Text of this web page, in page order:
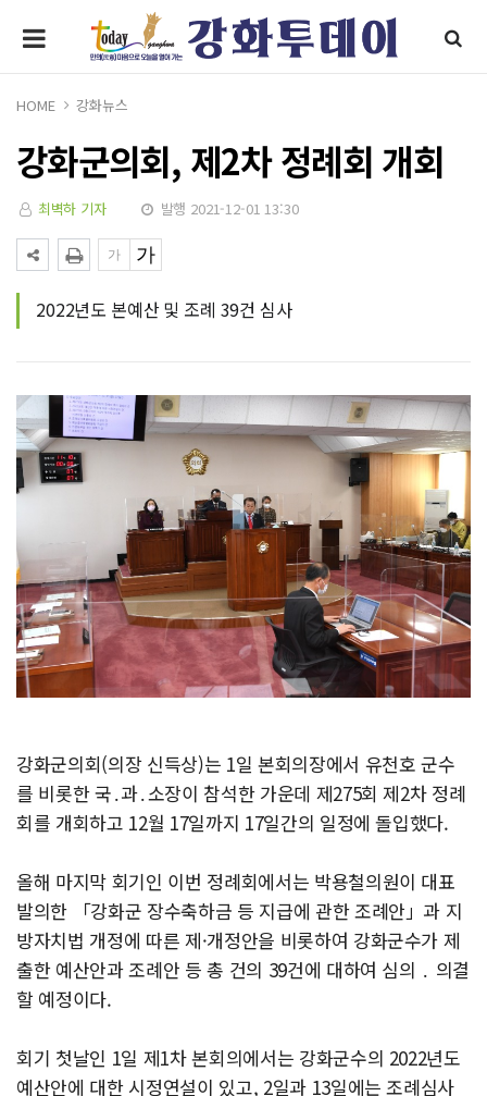
HOME 강화뉴스
강화군의회, 제2차 정례회 개회
최벽하 기자 발행 2021-12-01 13:30
2022년도 본예산 및 조례 39건 심사
강화군의회(의장 신득상)는 1일 본회의장에서 유천호 군수
를 비롯한 국․과․소장이 참석한 가운데 제275회 제2차 정례
회를 개회하고 12월 17일까지 17일간의 일정에 돌입했다.
올해 마지막 회기인 이번 정례회에서는 박용철의원이 대표
발의한 「강화군 장수축하금 등 지급에 관한 조례안」과 지
방자치법 개정에 따른 제·개정안을 비롯하여 강화군수가 제
출한 예산안과 조례안 등 총 건의 39건에 대하여 심의 ․ 의결
할 예정이다.
회기 첫날인 1일 제1차 본회의에서는 강화군수의 2022년도
예산안에 대한 시정연설이 있고, 2일과 13일에는 조례심사